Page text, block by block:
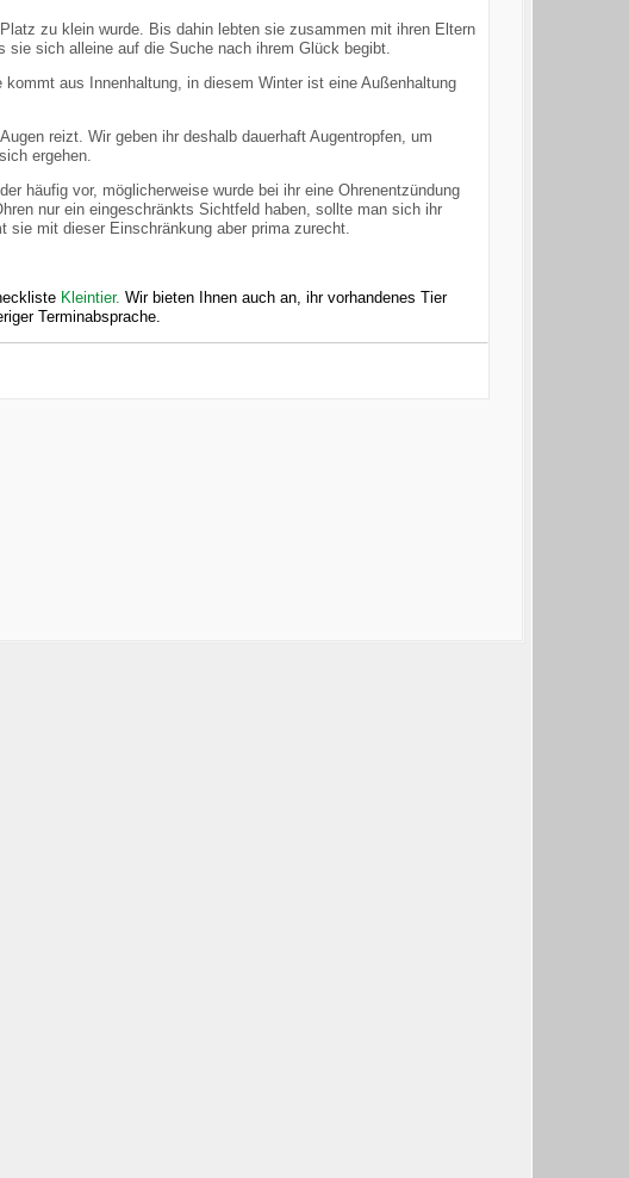
zu klein wurde. Bis dahin lebten sie zusammen mit ihren Eltern
sich alleine auf die Suche nach ihrem Glück begibt.
aus Innenhaltung, in diesem Winter ist eine Außenhaltung
reizt. Wir geben ihr deshalb dauerhaft Augentropfen, um
ergehen.
häufig vor, möglicherweise wurde bei ihr eine Ohrenentzündung
nur ein eingeschränkts Sichtfeld haben, sollte man sich ihr
mit dieser Einschränkung aber prima zurecht.
Kleintier. Wir bieten Ihnen auch an, ihr vorhandenes Tier
Terminabsprache.